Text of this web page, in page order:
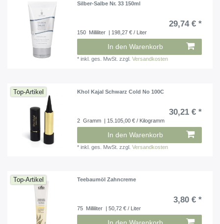
Silber-Salbe Nr. 33 150ml
29,74 € *
150 Milliliter | 198,27 € / Liter
In den Warenkorb
*inkl. ges. MwSt. zzgl.Versandkosten
Top-Artikel Khol Kajal Schwarz Cold No 100C
30,21 € *
2 Gramm | 15.105,00 € / Kilogramm
In den Warenkorb
*inkl. ges. MwSt. zzgl.Versandkosten
Top-Artikel Teebaumöl Zahncreme
3,80 € *
75 Milliliter | 50,72 € / Liter